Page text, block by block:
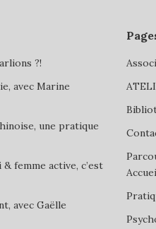
?!
avec Marine
une pratique
femme active, c’est
avec Gaëlle